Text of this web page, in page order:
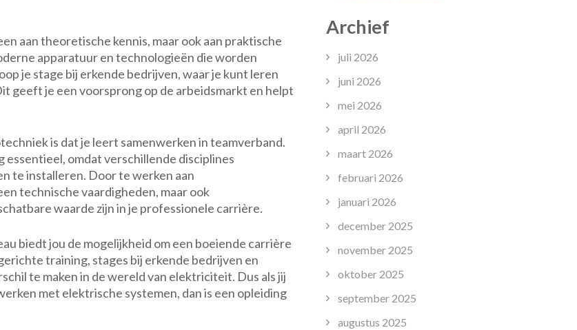
aan theoretische kennis, maar ook aan praktische
apparatuur en technologieën die worden
je stage bij erkende bedrijven, waar je kunt leren
geeft je een voorsprong op de arbeidsmarkt en helpt
is dat je leert samenwerken in teamverband.
omdat verschillende disciplines
te installeren. Door te werken aan
technische vaardigheden, maar ook
waarde zijn in je professionele carrière.
biedt jou de mogelijkheid om een boeiende carrière
training, stages bij erkende bedrijven en
te maken in de wereld van elektriciteit. Dus als jij
met elektrische systemen, dan is een opleiding
Archief
juli 2026
juni 2026
mei 2026
april 2026
maart 2026
februari 2026
januari 2026
december 2025
november 2025
oktober 2025
september 2025
augustus 2025